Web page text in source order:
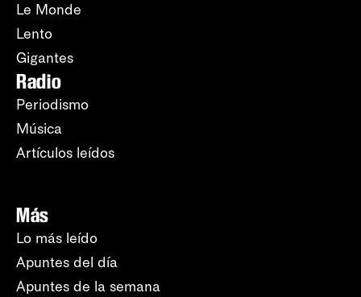
Le Monde
Lento
Gigantes
Radio
Periodismo
Música
Artículos leídos
Más
Lo más leído
Apuntes del día
Apuntes de la semana